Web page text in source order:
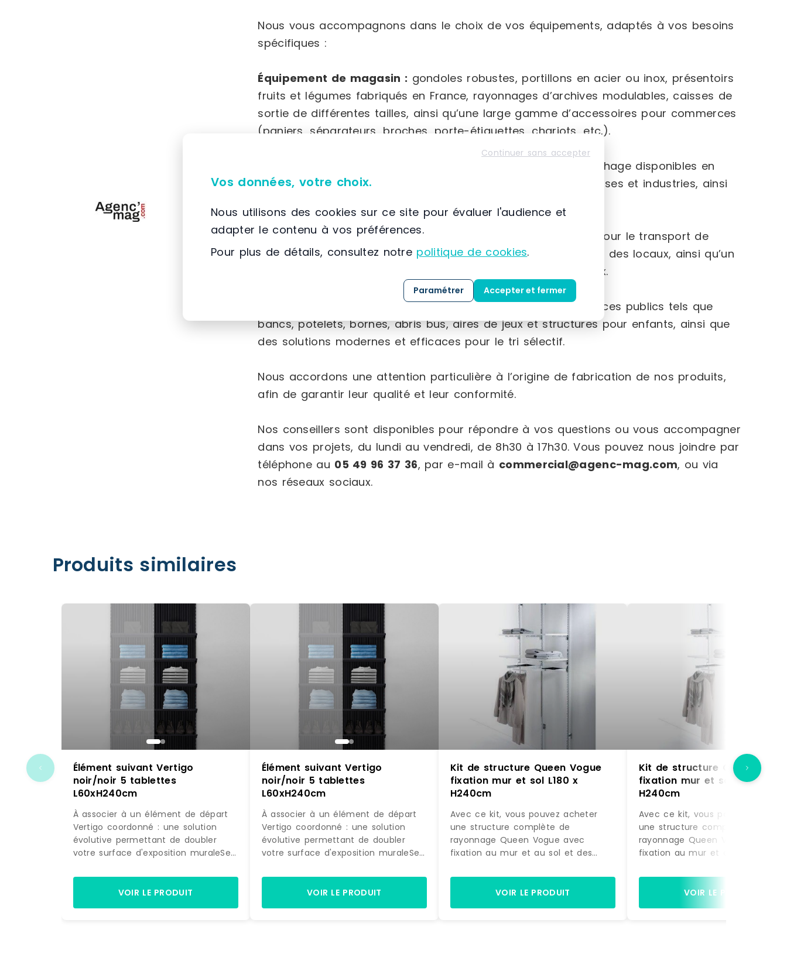
Nous vous accompagnons dans le choix de vos équipements, adaptés à vos besoins
spécifiques :
Équipement de magasin : gondoles robustes, portillons en acier ou inox, présentoirs
fruits et légumes fabriqués en France, rayonnages d’archives modulables, caisses de
sortie de différentes tailles, ainsi qu’une large gamme d’accessoires pour commerces
(paniers, séparateurs, broches, porte-étiquettes, chariots, etc.).
mobilier d’accueil varié, vitrines d’affichage disponibles en
plusieurs formats, accessoires sanitaires adaptés aux entreprises et industries, ainsi
Équipement industriel :chariots et diables de manutention pour le transport de
charges lourdes, protections pour la sécurité des employés et des locaux, ainsi qu’un
vaste choix de solutions de stockage pour produits dangereux.
équipements pour l’aménagement des espaces publics tels que
bancs, potelets, bornes, abris bus, aires de jeux et structures pour enfants, ainsi que
des solutions modernes et efficaces pour le tri sélectif.
Nous accordons une attention particulière à l’origine de fabrication de nos produits,
afin de garantir leur qualité et leur conformité.
Nos conseillers sont disponibles pour répondre à vos questions ou vous accompagner
dans vos projets, du lundi au vendredi, de 8h30 à 17h30. Vous pouvez nous joindre par
téléphone au 05 49 96 37 36, par e-mail à commercial@agenc-mag.com, ou via
nos réseaux sociaux.
Produits similaires
Élément suivant Vertigo
noir/noir 5 tablettes
L60xH240cm
À associer à un élément de départ
Vertigo coordonné : une solution
évolutive permettant de doubler
votre surface d'exposition muraleSe
initiale : pour une pose simple et
astucieuseDesign différenciant :
donne beaucoup de caractère à
VOIR LE PRODUIT
Élément suivant Vertigo
noir/noir 5 tablettes
L60xH240cm
À associer à un élément de départ
Vertigo coordonné : une solution
évolutive permettant de doubler
votre surface d'exposition muraleSe
initiale : pour une pose simple et
astucieuseDesign différenciant :
donne beaucoup de caractère à
VOIR LE PRODUIT
Kit de structure Queen Vogue
fixation mur et sol L180 x
H240cm
Avec ce kit, vous pouvez acheter
une structure complète de
rayonnage Queen Vogue avec
fixation au mur et au sol et des
la photo, prête à être montée.
Equipée de 4 étagères et de 2 bras
de suspension, cette structure est
VOIR LE PRODUIT
Kit de structure Queen
fixation mur et sol L180 x
H240cm
Avec ce kit, vous pouvez acheter
une structure complète de
rayonnage Queen Vogue avec
fixation au mur et au sol et des
la photo, prête à être montée.
Equipée de 4 étagères et de 2
de suspension, cette structure
VOIR LE PRODUIT
Continuer sans accepter
Vos données, votre choix.
Nous utilisons des cookies sur ce site pour évaluer l'audience et
adapter le contenu à vos préférences.
Pour plus de détails, consultez notre politique de cookies.
Paramétrer Accepter et fermer